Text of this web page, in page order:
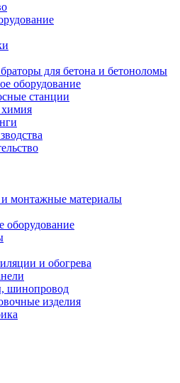
для бетона и бетоноломы
оборудование
станции
химия
монтажные материалы
оборудование
и обогрева
шинопровод
изделия